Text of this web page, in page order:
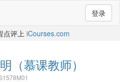
登录
点评上 iCourses.com
（慕课教师）